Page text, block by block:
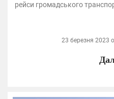
рейси громадського
23 березня 2023